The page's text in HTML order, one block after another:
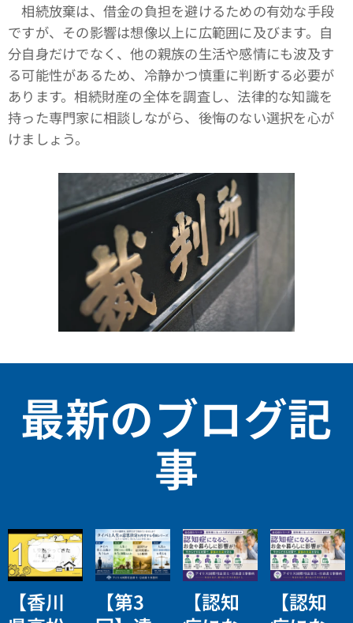
相続放棄は、借金の負担を避けるための有効な手段
ですが、その影響は想像以上に広範囲に及びます。自
分自身だけでなく、他の親族の生活や感情にも波及す
る可能性があるため、冷静かつ慎重に判断する必要が
あります。相続財産の全体を調査し、法律的な知識を
持った専門家に相談しながら、後悔のない選択を心が
けましょう。
最新のブログ記
事
【香川
【第3
【認知
【認知